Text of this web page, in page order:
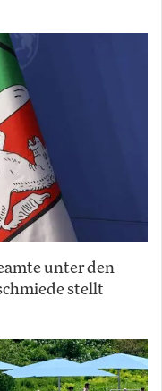
unter den
stellt